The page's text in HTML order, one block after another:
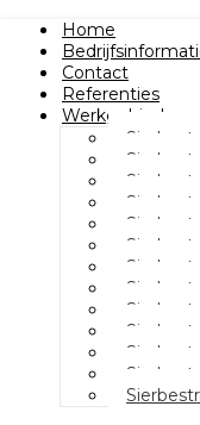
Home
Contact
Referenties
Werkgebied